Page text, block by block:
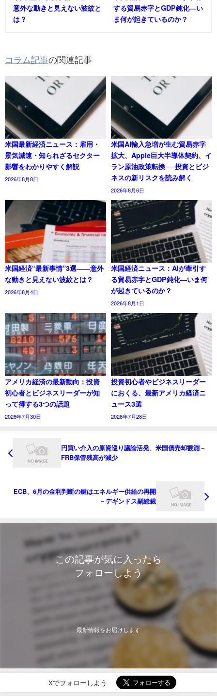
意外な動きと見えない波紋と
は？
する貿易赤字とGDP鈍化―い
ま何が起きているのか？
コラム記事の関連記事
米国最新経済ニュース：雇用・
景気減速・知られざるセクター
影響をわかりやすく解説
2026年8月8日
米国AI輸入急増が生む貿易赤字
拡大、Apple巨大半導体契約、イ
ラン原油政策転換──投資とビジ
ネスの新リスクを読み解く
2026年8月6日
米国経済“最新事情”3選――意外
な動きと見えない波紋とは？
2026年8月4日
米国経済ニュース：AIが牽引す
る貿易赤字とGDP鈍化―いま何
が起きているのか？
2026年8月1日
アメリカ経済の最新動向：投資
初心者とビジネスリーダーが知
って得する3つの話題
2026年7月30日
投資初心者やビジネスリーダー
におくる、最新アメリカ経済ニ
ュース3選
2026年7月28日
円買い介入の原資巡り議論活発、米国債売却観測－
FRB保管残高が減少
ECB、6月の金利判断の鍵はエネルギー供給の再開
－デギンドス副総裁
この記事が気に入ったら
フォローしよう
最新情報をお届けします
Xでフォローしよう